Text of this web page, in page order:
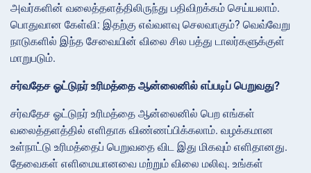
அவர்களின் வலைத்தளத்திலிருந்து பதிவிறக்கம் செய்யலாம்.
பொதுவான கேள்வி: இதற்கு எவ்வளவு செலவாகும்? வெவ்வேறு
நாடுகளில் இந்த சேவையின் விலை சில பத்து டாலர்களுக்குள்
மாறுபடும்.
சர்வதேச ஓட்டுநர் உரிமத்தை ஆன்லைனில் எப்படிப் பெறுவது?
சர்வதேச ஓட்டுநர் உரிமத்தை ஆன்லைனில் பெற எங்கள்
வலைத்தளத்தில் எளிதாக விண்ணப்பிக்கலாம். வழக்கமான
உள்நாட்டு உரிமத்தைப் பெறுவதை விட இது மிகவும் எளிதானது.
தேவைகள் எளிமையானவை மற்றும் விலை மலிவு. உங்கள்